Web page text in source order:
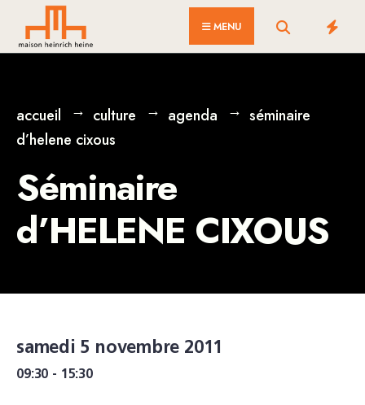
MENU
accueil culture agenda
séminaire
d’helene cixous
Séminaire
d’HELENE CIXOUS
samedi 5 novembre 2011
09:30 - 15:30